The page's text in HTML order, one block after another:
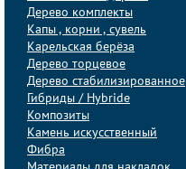
Дерево комплекты
Капы , корни , сувель
Карельская берёза
Дерево торцевое
Дерево стабилизированное
Гибриды / Hybride
Композиты
Камень искусственный
Фибра